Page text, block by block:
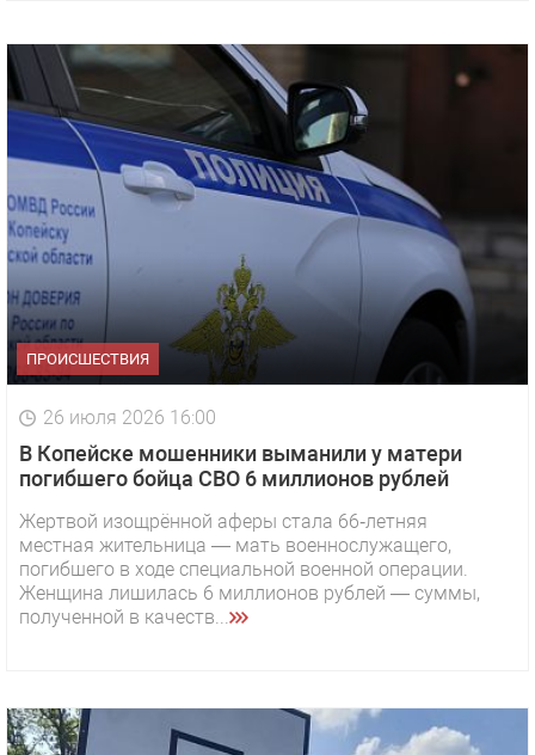
ПРОИСШЕСТВИЯ
26 июля 2026 16:00
В Копейске мошенники выманили у матери
погибшего бойца СВО 6 миллионов рублей
Жертвой изощрённой аферы стала 66‑летняя
местная жительница — мать военнослужащего,
погибшего в ходе специальной военной операции.
Женщина лишилась 6 миллионов рублей — суммы,
полученной в качеств...